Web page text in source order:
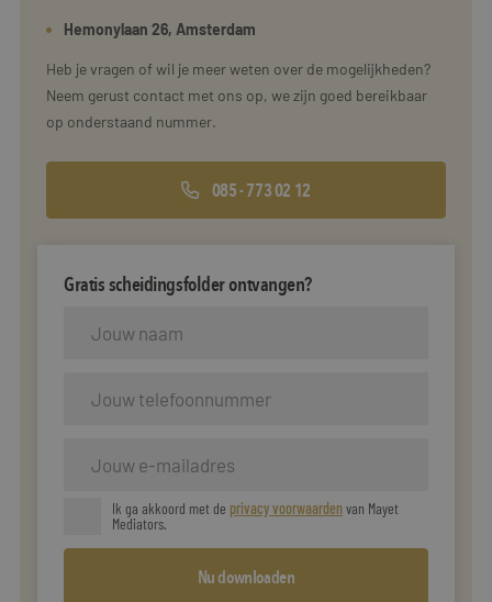
Hemonylaan 26, Amsterdam
Heb je vragen of wil je meer weten over de mogelijkheden?
Neem gerust contact met ons op, we zijn goed bereikbaar
op onderstaand nummer.
085 - 773 02 12
Gratis scheidingsfolder ontvangen?
Ik ga akkoord met de privacy voorwaardenvan Mayet
Mediators.